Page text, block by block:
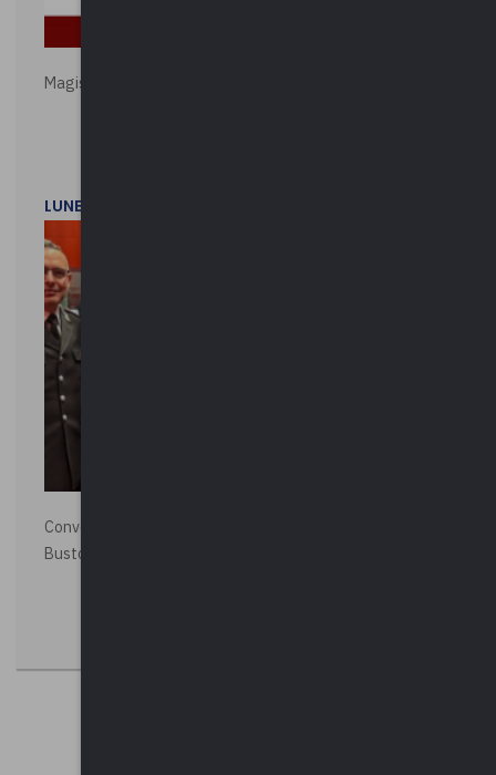
Magistratura e Costituzione. Le ragioni del SÌ e del NO
LUNEDì 1 DICEMBRE 2025
Convegno “La Polizia Locale per la sicurezza della città”,
Busto Arsizio